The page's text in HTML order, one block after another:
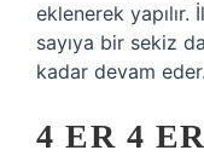
eklenerek
sayıya bir sekiz
kadar devam eder.
4 ER 4